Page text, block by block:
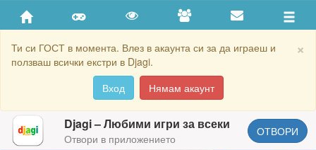
×
Ти си ГОСТ в момента. Влез в акаунта си за да играеш и
ползваш всички екстри в Djagi.
Вход
Нямам акаунт
Djagi – Любими игри за всеки
Отвори в приложението
ОТВОРИ